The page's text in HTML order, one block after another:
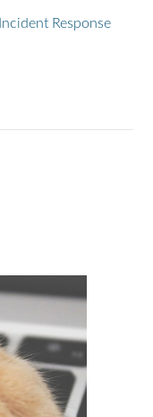
Incident Response